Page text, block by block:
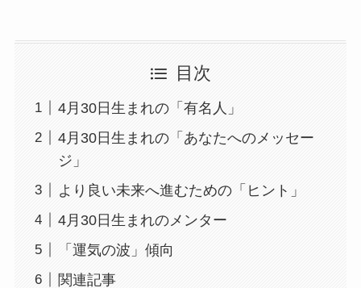
目次
4月30日生まれの「有名人」
4月30日生まれの「あなたへのメッセー
ジ」
より良い未来へ進むための「ヒント」
4月30日生まれのメンター
「運気の波」傾向
関連記事